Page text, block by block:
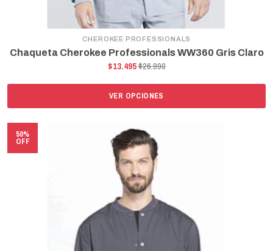
CHEROKEE PROFESSIONALS
Chaqueta Cherokee Professionals WW360 Gris Claro
$13.495$26.990
VER OPCIONES
50%
OFF